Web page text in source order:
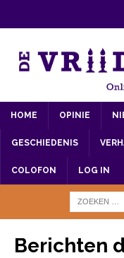
HOME OPINIE
GESCHIEDENIS
COLOFON LOG IN
Berichten